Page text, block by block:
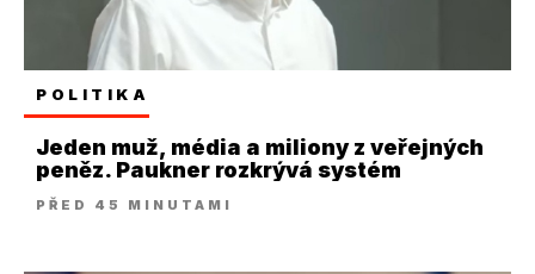
POLITIKA
Jeden muž, média a miliony z veřejných
peněz. Paukner rozkrývá systém
PŘED 45 MINUTAMI